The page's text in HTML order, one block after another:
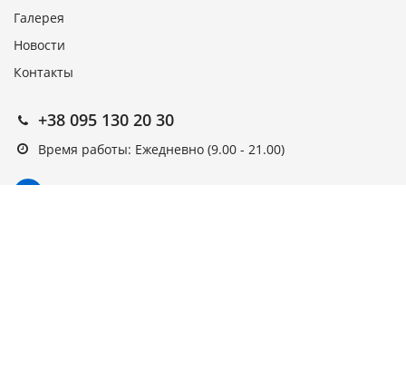
Галерея
Новости
Контакты
+38 095 130 20 30
Время работы: Ежедневно (9.00 - 21.00)